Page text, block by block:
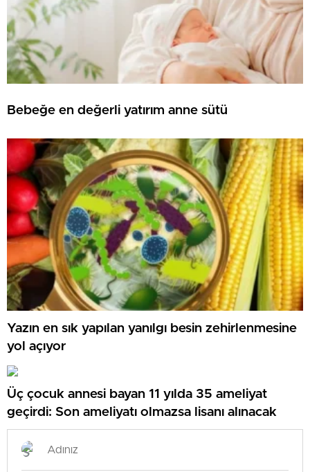
Bebeğe en değerli yatırım anne sütü
Yazın en sık yapılan yanılgı besin zehirlenmesine
yol açıyor
Üç çocuk annesi bayan 11 yılda 35 ameliyat
geçirdi: Son ameliyatı olmazsa lisanı alınacak